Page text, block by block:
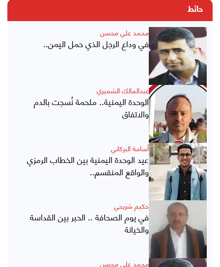
حائط
محمد علي محسن
في وداع الرجل الذي حمل اليمن..
عبدالمالك الشميري
الوحدة اليمنية.. ملحمة نُسجت بالدم
والاتفاق
أسامة البركاني
عيد الوحدة اليمنية بين الخطاب الرمزي
والواقع المنقسم..
حكيم شريحي
في يوم الصحافة .. الحبر بين القداسة
والخيانة
محمد علي محسن